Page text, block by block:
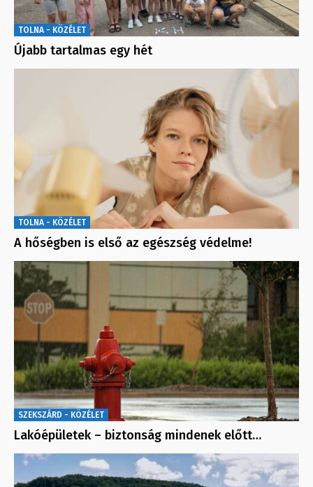
TOLNA - KÖZÉLET
Újabb tartalmas egy hét
TOLNA - KÖZÉLET
A hőségben is első az egészség védelme!
SZEKSZÁRD - KÖZÉLET
Lakóépületek – biztonság mindenek előtt…